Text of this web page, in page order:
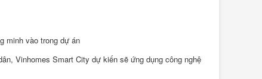
Vinhomes Smart City dự kiến sẽ ứng dụng công nghệ